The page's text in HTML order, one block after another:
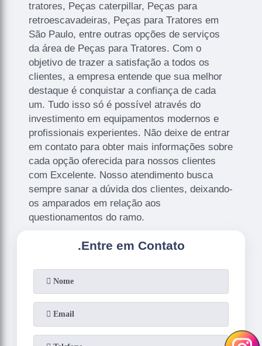
tratores, Peças caterpillar, Peças para
retroescavadeiras, Peças para Tratores em
São Paulo, entre outras opções de serviços
da área de Peças para Tratores. Com o
objetivo de trazer a satisfação a todos os
clientes, a empresa entende que sua melhor
destaque é conquistar a confiança de cada
um. Tudo isso só é possível através do
investimento em equipamentos modernos e
profissionais experientes. Não deixe de entrar
em contato para obter mais informações sobre
cada opção oferecida para nossos clientes
com Excelente. Nosso atendimento busca
sempre sanar a dúvida dos clientes, deixando-
os amparados em relação aos
questionamentos do ramo.
.Entre em Contato